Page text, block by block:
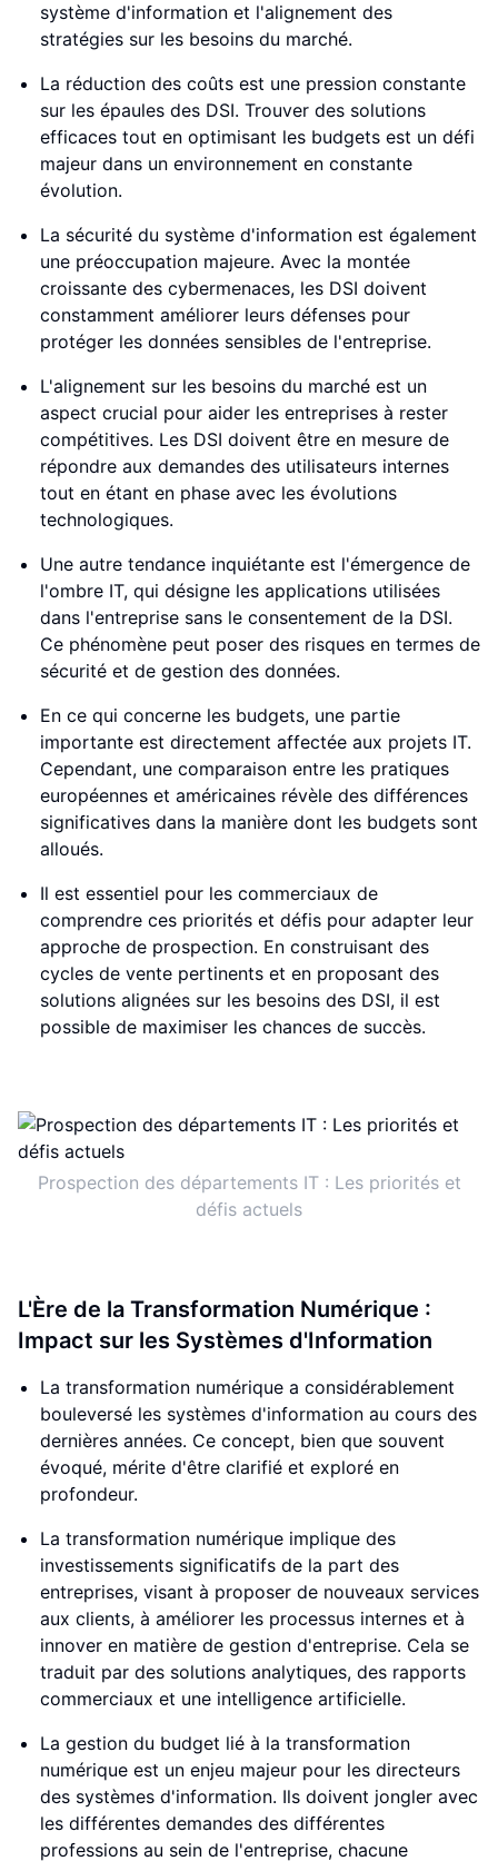
système d'information et l'alignement des
stratégies sur les besoins du marché.
La réduction des coûts est une pression constante
sur les épaules des DSI. Trouver des solutions
efficaces tout en optimisant les budgets est un défi
majeur dans un environnement en constante
évolution.
La sécurité du système d'information est également
une préoccupation majeure. Avec la montée
croissante des cybermenaces, les DSI doivent
constamment améliorer leurs défenses pour
protéger les données sensibles de l'entreprise.
L'alignement sur les besoins du marché est un
aspect crucial pour aider les entreprises à rester
compétitives. Les DSI doivent être en mesure de
répondre aux demandes des utilisateurs internes
tout en étant en phase avec les évolutions
technologiques.
Une autre tendance inquiétante est l'émergence de
l'ombre IT, qui désigne les applications utilisées
dans l'entreprise sans le consentement de la DSI.
Ce phénomène peut poser des risques en termes de
sécurité et de gestion des données.
En ce qui concerne les budgets, une partie
importante est directement affectée aux projets IT.
Cependant, une comparaison entre les pratiques
européennes et américaines révèle des différences
significatives dans la manière dont les budgets sont
alloués.
Il est essentiel pour les commerciaux de
comprendre ces priorités et défis pour adapter leur
approche de prospection. En construisant des
cycles de vente pertinents et en proposant des
solutions alignées sur les besoins des DSI, il est
possible de maximiser les chances de succès.
Prospection des départements IT : Les priorités et
défis actuels
L'Ère de la Transformation Numérique :
Impact sur les Systèmes d'Information
La transformation numérique a considérablement
bouleversé les systèmes d'information au cours des
dernières années. Ce concept, bien que souvent
évoqué, mérite d'être clarifié et exploré en
profondeur.
La transformation numérique implique des
investissements significatifs de la part des
entreprises, visant à proposer de nouveaux services
aux clients, à améliorer les processus internes et à
innover en matière de gestion d'entreprise. Cela se
traduit par des solutions analytiques, des rapports
commerciaux et une intelligence artificielle.
La gestion du budget lié à la transformation
numérique est un enjeu majeur pour les directeurs
des systèmes d'information. Ils doivent jongler avec
les différentes demandes des différentes
professions au sein de l'entreprise, chacune